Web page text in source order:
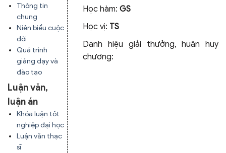
Thông tin
chung
Niên biểu cuộc
đời
Quá trình
giảng dạy và
đào tạo
Luận văn,
luận án
Khóa luận tốt
nghiệp đại học
Luận văn thạc
sĩ
Học hàm:GS
Học vị: TS
Danh hiệu giải thưởng, huân huy
chương: